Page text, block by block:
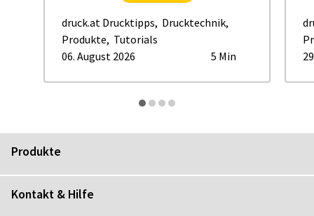
druck.at Drucktipps, Drucktechnik,
Produkte, Tutorials
06. August 2026
5 Min
Produkte
Kontakt & Hilfe